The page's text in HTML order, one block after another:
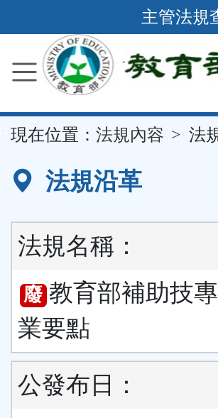
到
要
容
區
主管法規
現在位置： 法規內容 法
法規沿革
法規名稱：
廢 教育部補助技
業要點
公發布日：